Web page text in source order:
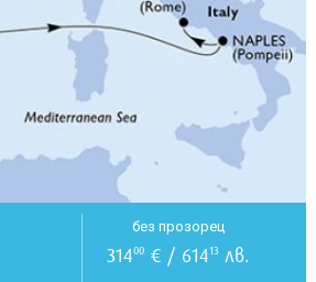
без прозорец
31400 € / 61413 лв.